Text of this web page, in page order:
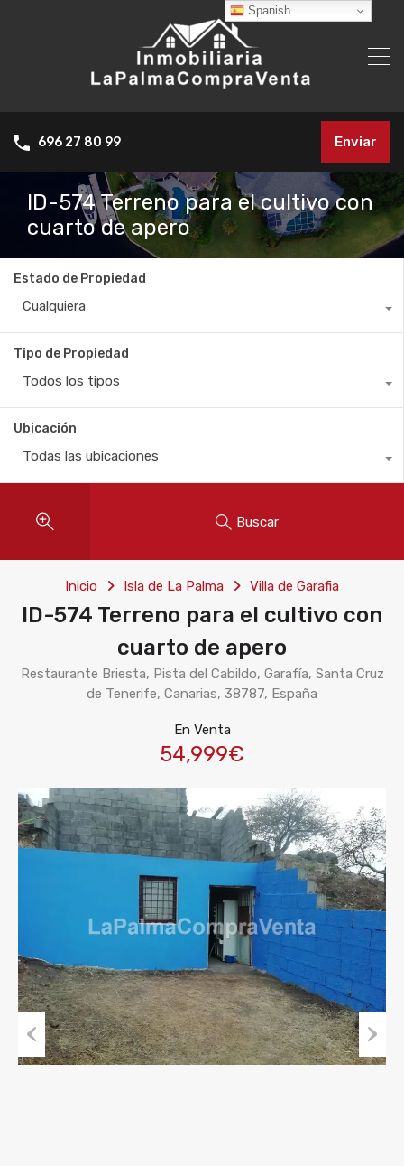
696 27 80 99 Enviar
ID-574 Terreno para el cultivo con
cuarto de apero
Estado de Propiedad
Cualquiera
Tipo de Propiedad
Todos los tipos
Ubicación
Todas las ubicaciones
Buscar
Inicio Isla de La Palma Villa de Garafia
ID-574 Terreno para el cultivo con
cuarto de apero
Restaurante Briesta, Pista del Cabildo, Garafía, Santa Cruz
de Tenerife, Canarias, 38787, España
En Venta
54,999€
Previous Next
Spanish